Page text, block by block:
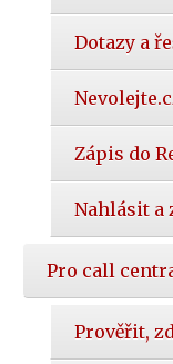
Dotazy a
Zápis do
Nahlásit a
Pro call
Prověřit,